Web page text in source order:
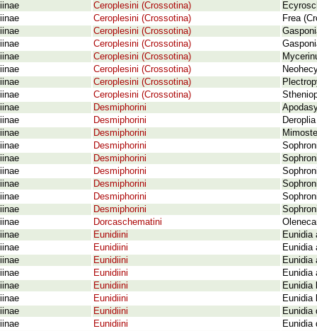
Ceroplesini (Crossotina)
Ceroplesini (Crossotina)
Frea
Ceroplesini (Crossotina)
Ceroplesini (Crossotina)
Ceroplesini (Crossotina)
Ceroplesini (Crossotina)
Ceroplesini (Crossotina)
Ceroplesini (Crossotina)
Desmiphorini
Desmiphorini
Desmiphorini
Desmiphorini
Desmiphorini
Desmiphorini
Desmiphorini
Desmiphorini
Desmiphorini
Dorcaschematini
Eunidiini
Eunidia
Eunidiini
Eunidia
Eunidiini
Eunidia
Eunidiini
Eunidia
Eunidiini
Eunidia
Eunidiini
Eunidia
Eunidiini
Eunidia
Eunidiini
Eunidia